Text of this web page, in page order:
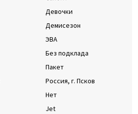
Девочки
Демисезон
ЭВА
Без подклада
Пакет
Россия, г. Псков
Нет
Jet